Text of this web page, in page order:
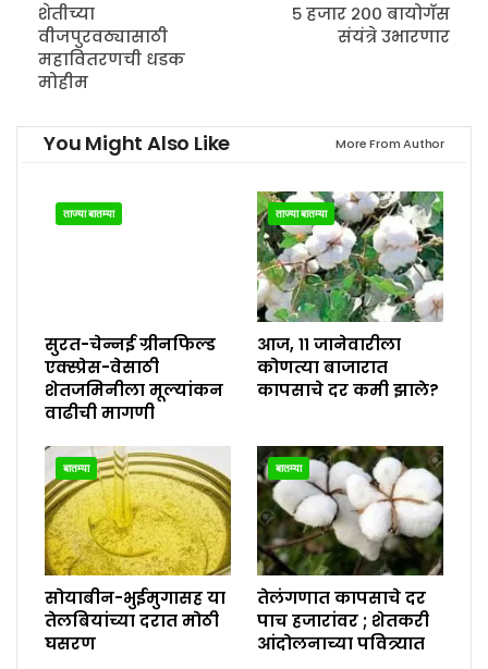
शेतीच्या
वीजपुरवठ्यासाठी
महावितरणची धडक
मोहीम
५ हजार २०० बायोगॅस
संयंत्रे उभारणार
You Might Also Like More From Author
ताज्या बातम्या
सुरत-चेन्नई ग्रीनफिल्ड
एक्स्प्रेस-वेसाठी
शेतजमिनीला मूल्यांकन
वाढीची मागणी
ताज्या बातम्या
आज, ११ जानेवारीला
कोणत्या बाजारात
कापसाचे दर कमी झाले?
बातम्या
सोयाबीन-भुईमुगासह या
तेलबियांच्या दरात मोठी
घसरण
बातम्या
तेलंगणात कापसाचे दर
पाच हजारांवर ; शेतकरी
आंदोलनाच्या पवित्र्यात